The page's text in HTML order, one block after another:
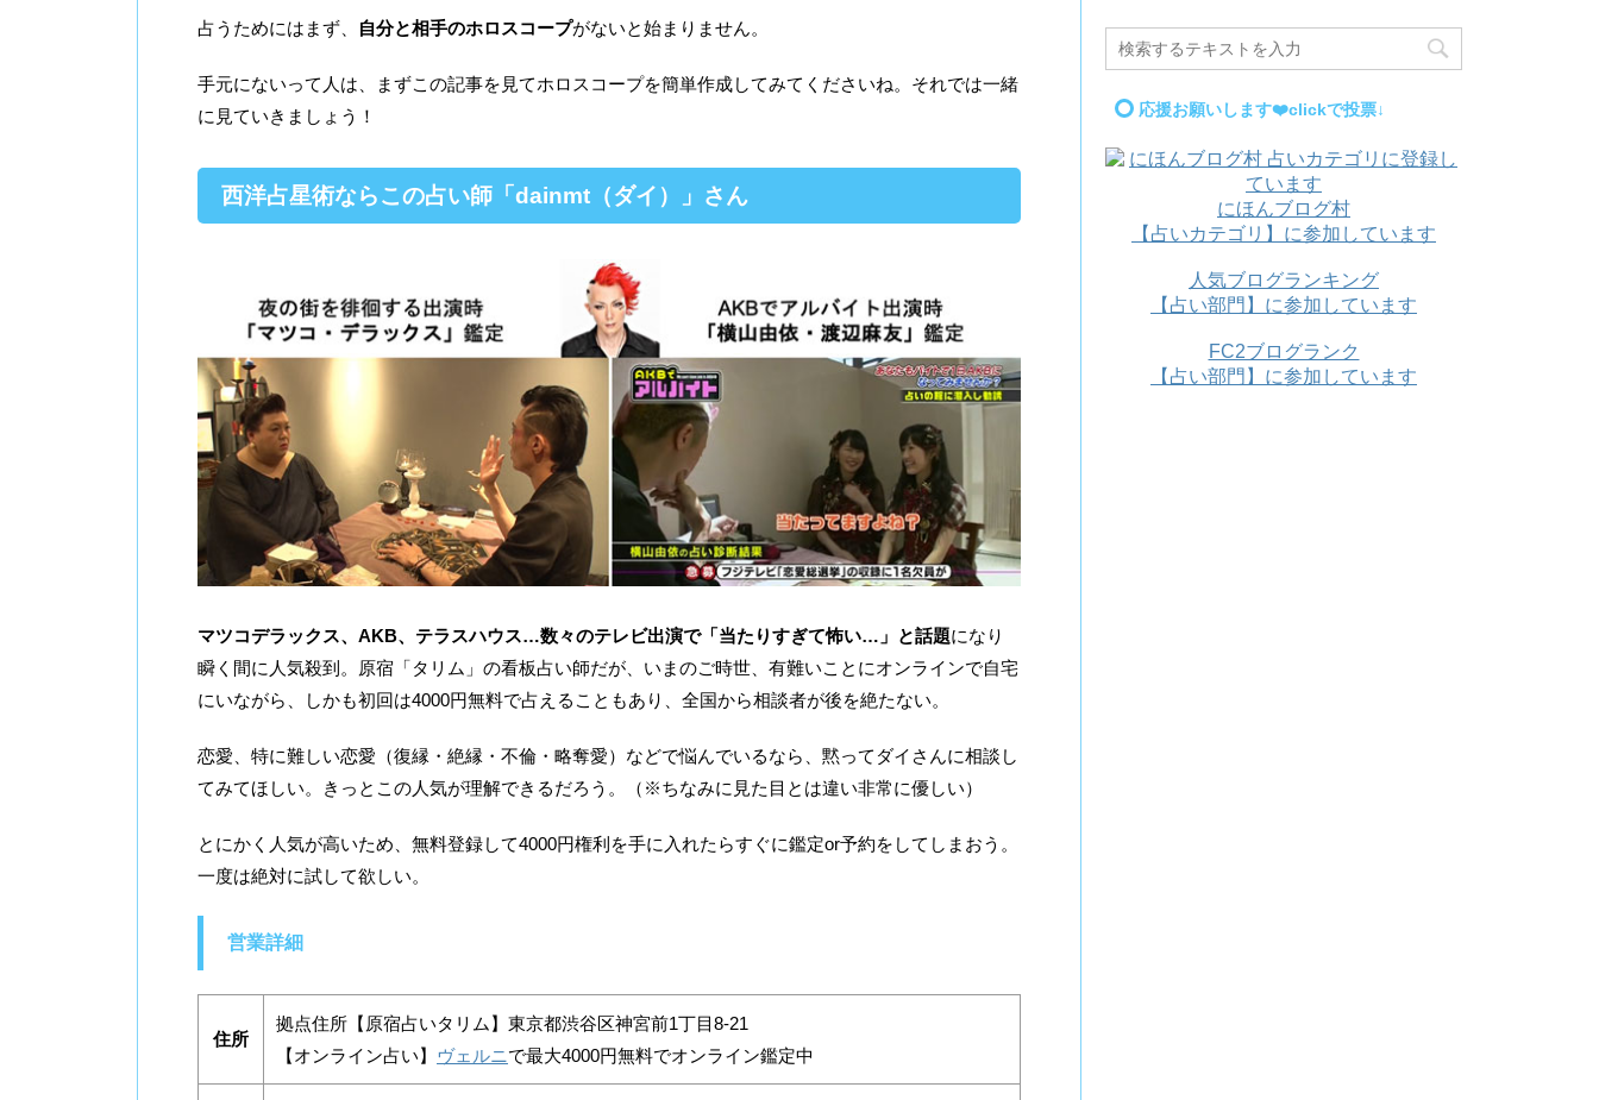
占うためにはまず、 自分と相手のホロスコープがないと始まりません。
手元にないって人は、まずこの記事を見てホロスコープを簡単作成してみてくださいね。それでは一緒
に見ていきましょう！
西洋占星術ならこの占い師「dainmt（ダイ）」さん
マツコデラックス、AKB、テラスハウス…数々のテレビ出演で「当たりすぎて怖い…」と話題になり
瞬く間に人気殺到。原宿「タリム」の看板占い師だが、いまのご時世、有難いことにオンラインで自宅
にいながら、しかも初回は4000円無料で占えることもあり、全国から相談者が後を絶たない。
恋愛、特に難しい恋愛（復縁・絶縁・不倫・略奪愛）などで悩んでいるなら、黙ってダイさんに相談し
てみてほしい。きっとこの人気が理解できるだろう。（※ちなみに見た目とは違い非常に優しい）
とにかく人気が高いため、無料登録して4000円権利を手に入れたらすぐに鑑定or予約をしてしまおう。
一度は絶対に試して欲しい。
営業詳細
住所
拠点住所【原宿占いタリム】東京都渋谷区神宮前1丁目8-21
【オンライン占い】 ヴェルニで最大4000円無料でオンライン鑑定中
応援お願いします❤️clickで投票↓
にほんブログ村
【占いカテゴリ】に参加しています
人気ブログランキング
【占い部門】に参加しています
FC2ブログランク
【占い部門】に参加しています